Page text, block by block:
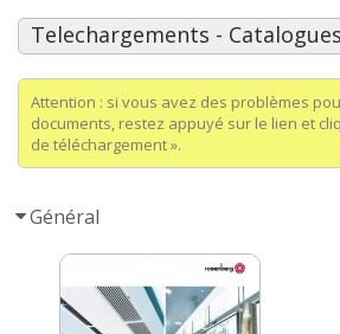
Telechargements -
Attention : si vous avez des problèmes
documents, restez appuyé sur le lien et
de téléchargement ».
Général